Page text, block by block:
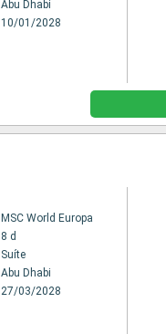
Abu Dhabi
10/01/2028
MSC World Europa
8 d
Suíte
Abu Dhabi
27/03/2028